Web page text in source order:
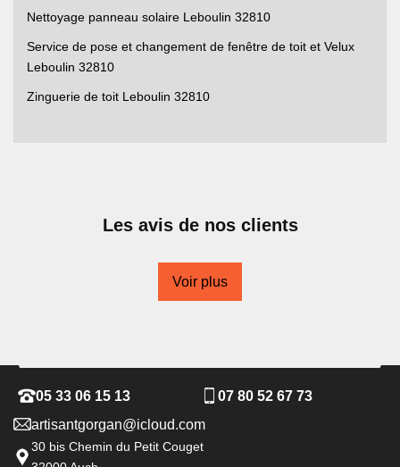
Nettoyage panneau solaire Leboulin 32810
Service de pose et changement de fenêtre de toit et Velux
Leboulin 32810
Zinguerie de toit Leboulin 32810
Les avis de nos clients
Voir plus
05 33 06 15 13
07 80 52 67 73
artisantgorgan@icloud.com
30 bis Chemin du Petit Couget